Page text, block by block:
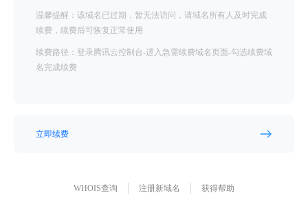
温馨提醒：该域名已过期，暂无法访问，请域名所有人及时完成
续费，续费后可恢复正常使用
续费路径：登录腾讯云控制台-进入急需续费域名页面-勾选续费域
名完成续费
立即续费
WHOIS查询 注册新域名 获得帮助